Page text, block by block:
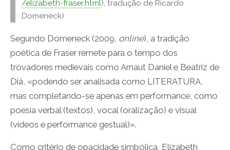
/elizabeth-fraser.html), tradução de Ricardo
Domeneck)
Segundo Domeneck (2009, online), a tradição
poética de Fraser remete para o tempo dos
trovadores medievais como Arnaut Daniel e Beatriz de
Diá, «podendo ser analisada como LITERATURA,
mas completando-se apenas em performance, como
poesia verbal (textos), vocal (oralização) e visual
(vídeos e performance gestual)».
Como critério de opacidade simbólica, Elizabeth